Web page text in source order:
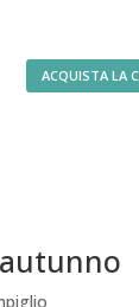
ACQUISTA LA